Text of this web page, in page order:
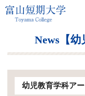
News【幼
幼児教育学科ア